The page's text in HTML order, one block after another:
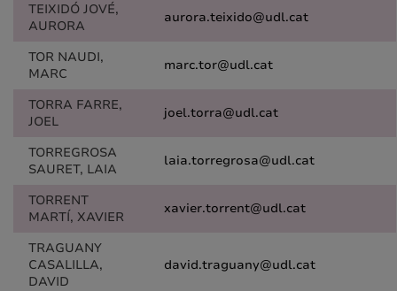
TEIXIDÓ JOVÉ,
AURORA
aurora.teixido@udl.cat
TOR NAUDI,
MARC
marc.tor@udl.cat
TORRA FARRE,
JOEL
joel.torra@udl.cat
TORREGROSA
SAURET, LAIA
laia.torregrosa@udl.cat
TORRENT
MARTÍ, XAVIER
xavier.torrent@udl.cat
TRAGUANY
CASALILLA,
DAVID
david.traguany@udl.cat